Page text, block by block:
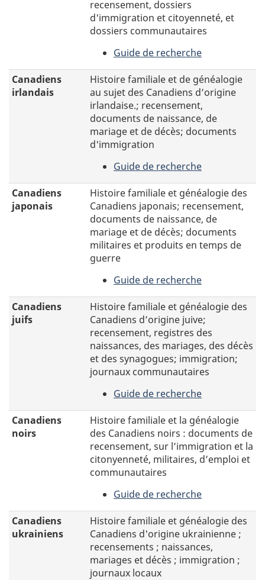
recensement, dossiers
d'immigration et citoyenneté, et
dossiers communautaires
Guide de recherche
Canadiens
chinois
Canadiens
irlandais
Histoire familiale et de généalogie
au sujet des Canadiens d’origine
irlandaise.; recensement,
documents de naissance, de
mariage et de décès; documents
d'immigration
Guide de recherche
Canadiens
irlandais
Canadiens
japonais
Histoire familiale et généalogie des
Canadiens japonais; recensement,
documents de naissance, de
mariage et de décès; documents
militaires et produits en temps de
guerre
Guide de recherche
Canadiens
japonais
Canadiens
juifs
Histoire familiale et généalogie des
Canadiens d’origine juive;
recensement, registres des
naissances, des mariages, des décès
et des synagogues; immigration;
journaux communautaires
Guide de recherche
Canadiens
juifs
Canadiens
noirs
Histoire familiale et la généalogie
des Canadiens noirs : documents de
recensement, sur l’immigration et la
citonyenneté, militaires, d’emploi et
communautaires
Guide de recherche
Canadiens
noirs
Canadiens
ukrainiens
Histoire familiale et généalogie des
Canadiens d'origine ukrainienne ;
recensements ; naissances,
mariages et décès ; immigration ;
journaux locaux